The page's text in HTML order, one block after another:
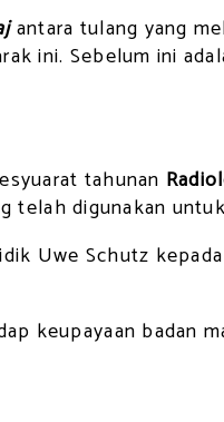
antara tulang yang
ini. Sebelum ini
tahunan
telah digunakan
Uwe Schutz kepada
keupayaan badan